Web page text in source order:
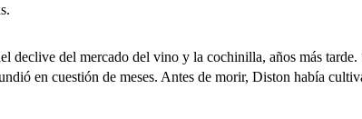
del mercado del vino y la cochinilla, años más tarde.
en cuestión de meses. Antes de morir, Diston había